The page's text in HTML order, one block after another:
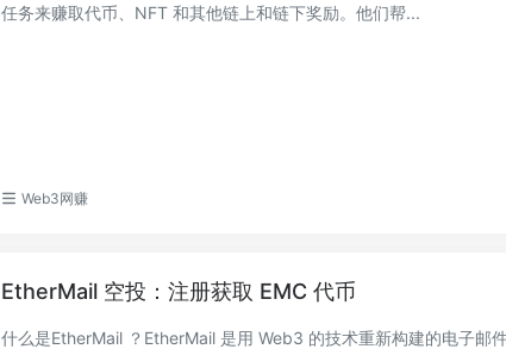
任务来赚取代币、NFT 和其他链上和链下奖励。他们帮...
Web3网赚
EtherMail 空投​：注册获取 EMC 代币
什么是EtherMail ？EtherMail 是用 Web3 的技术重新构建的电子邮